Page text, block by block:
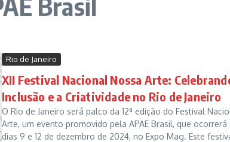
Rio de Janeiro
XII Festival Nacional Nossa Arte:
Inclusão e a Criatividade no Rio de Janeiro
O Rio de Janeiro será palco da 12ª edição do Festival
Arte, um evento promovido pela APAE Brasil, que ocorrerá
dias 9 e 12 de dezembro de 2024, no Expo Mag. Este